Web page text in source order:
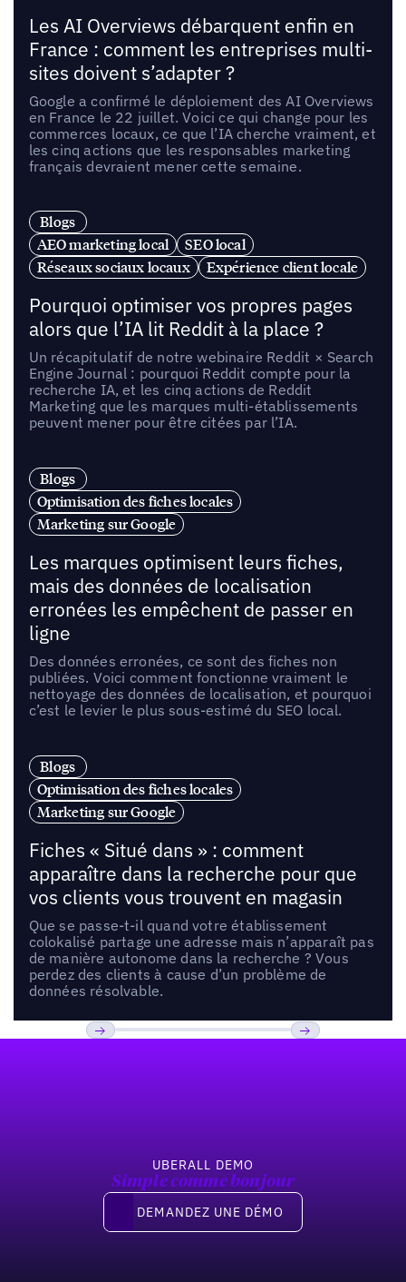
Les AI Overviews débarquent enfin en
France : comment les entreprises multi-
sites doivent s’adapter ?
Google a confirmé le déploiement des AI Overviews
en France le 22 juillet. Voici ce qui change pour les
commerces locaux, ce que l’IA cherche vraiment, et
les cinq actions que les responsables marketing
français devraient mener cette semaine.
Blogs
AEO marketing local
SEO local
Réseaux sociaux locaux
Expérience client locale
Pourquoi optimiser vos propres pages
alors que l’IA lit Reddit à la place ?
Un récapitulatif de notre webinaire Reddit × Search
Engine Journal : pourquoi Reddit compte pour la
recherche IA, et les cinq actions de Reddit
Marketing que les marques multi-établissements
peuvent mener pour être citées par l’IA.
Blogs
Optimisation des fiches locales
Marketing sur Google
Les marques optimisent leurs fiches,
mais des données de localisation
erronées les empêchent de passer en
ligne
Des données erronées, ce sont des fiches non
publiées. Voici comment fonctionne vraiment le
nettoyage des données de localisation, et pourquoi
c’est le levier le plus sous-estimé du SEO local.
Blogs
Optimisation des fiches locales
Marketing sur Google
Fiches « Situé dans » : comment
apparaître dans la recherche pour que
vos clients vous trouvent en magasin
Que se passe-t-il quand votre établissement
colokalisé partage une adresse mais n’apparaît pas
de manière autonome dans la recherche ? Vous
perdez des clients à cause d’un problème de
données résolvable.
UBERALL DEMO
Simple comme bonjour
Demandez une démo
DEMANDEZ UNE DÉMO